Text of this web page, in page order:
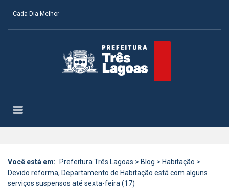
Cada Dia Melhor
Você está em: Prefeitura Três Lagoas > Blog > Habitação >
Devido reforma, Departamento de Habitação está com alguns
serviços suspensos até sexta-feira (17)